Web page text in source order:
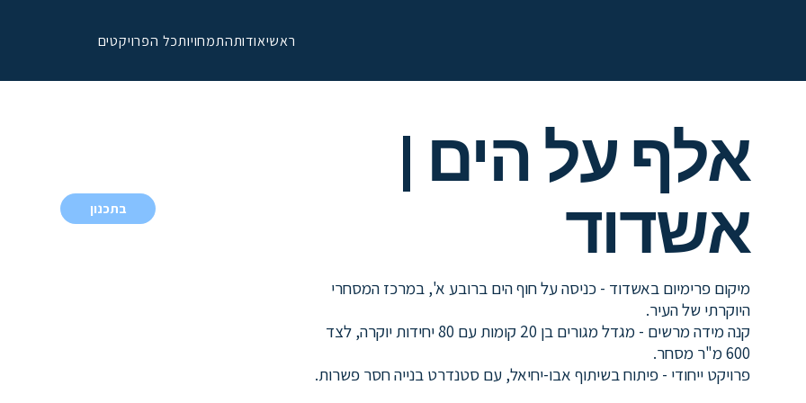
ראשיאודותהתמחויותכל הפרויקטים
אלף על הים |
אשדוד
מיקום פרימיום באשדוד - כניסה על חוף הים ברובע א', במרכז המסחרי
היוקרתי של העיר.
קנה מידה מרשים - מגדל מגורים בן 20 קומות עם 80 יחידות יוקרה, לצד
600 מ"ר מסחר.
פרויקט ייחודי - פיתוח בשיתוף אבו-יחיאל, עם סטנדרט בנייה חסר פשרות.
בתכנון